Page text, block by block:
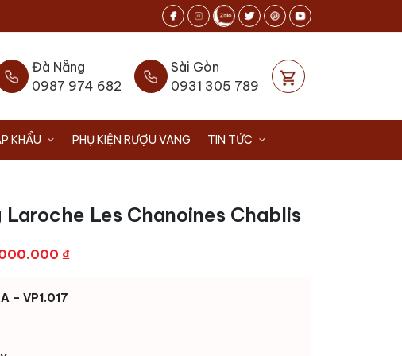
Đà Nẵng
0987 974 682
Sài Gòn
0931 305 789
KHẨU PHỤ KIỆN RƯỢU VANG TIN TỨC
Laroche Les Chanoines Chablis
₫Giá
hiện
– VP1.017